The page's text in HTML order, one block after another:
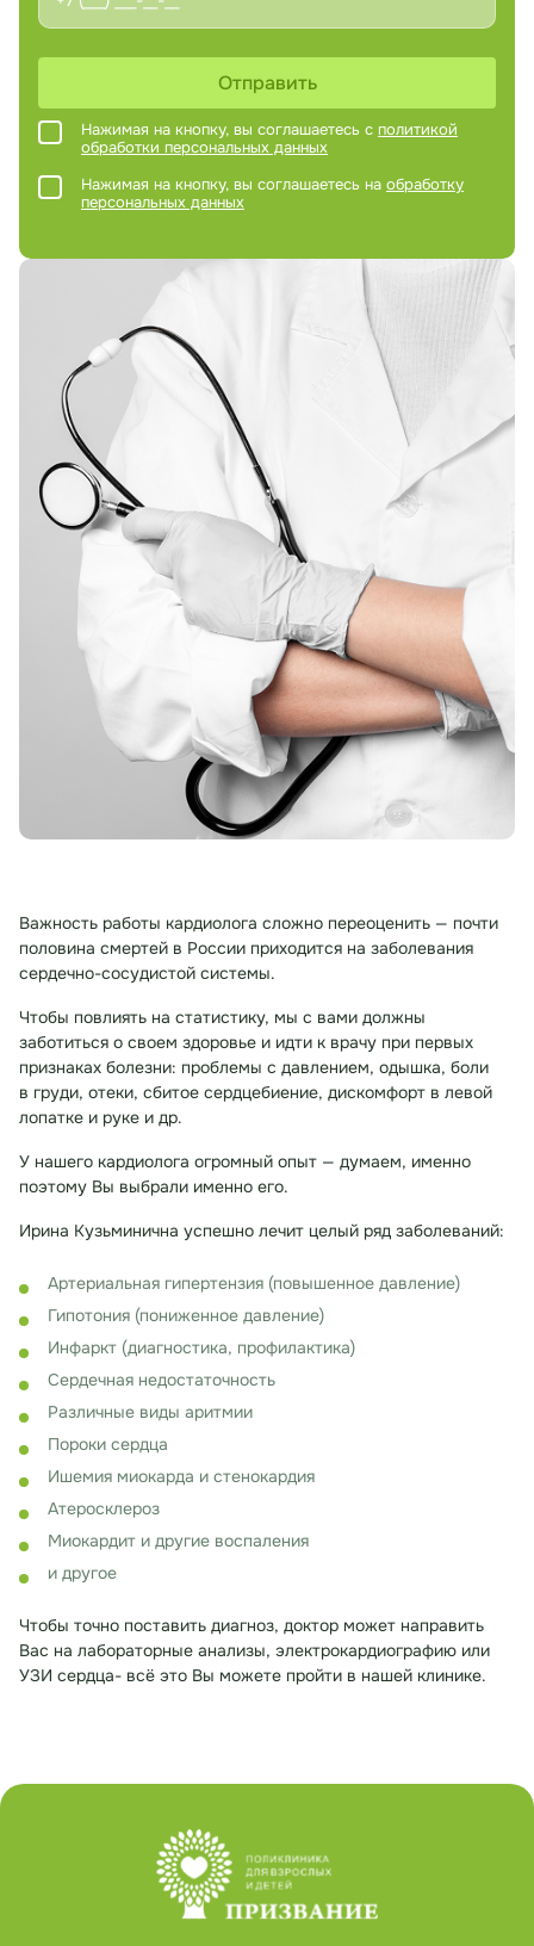
Отправить
Нажимая на кнопку, вы соглашаетесь с политикой
обработки персональных данных
Нажимая на кнопку, вы соглашаетесь на обработку
персональных данных
Важность работы кардиолога сложно переоценить — почти
половина смертей в России приходится на заболевания
сердечно-сосудистой системы.
Чтобы повлиять на статистику, мы с вами должны
заботиться о своем здоровье и идти к врачу при первых
признаках болезни: проблемы с давлением, одышка, боли
в груди, отеки, сбитое сердцебиение, дискомфорт в левой
лопатке и руке и др.
У нашего кардиолога огромный опыт — думаем, именно
поэтому Вы выбрали именно его.
Ирина Кузьминична успешно лечит целый ряд заболеваний:
Артериальная гипертензия (повышенное давление)
Гипотония (пониженное давление)
Инфаркт (диагностика, профилактика)
Сердечная недостаточность
Различные виды аритмии
Пороки сердца
Ишемия миокарда и стенокардия
Атеросклероз
Миокардит и другие воспаления
и другое
Чтобы точно поставить диагноз, доктор может направить
Вас на лабораторные анализы, электрокардиографию или
УЗИ сердца- всё это Вы можете пройти в нашей клинике.